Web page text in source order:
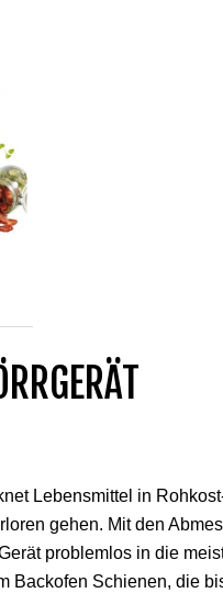
Lebensmittel in
gehen. Mit den
problemlos in die
Backofen Schienen, die